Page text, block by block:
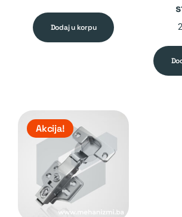
2,90 KM.
is:
1,75 KM.
dodaj u korpu
Akcija!